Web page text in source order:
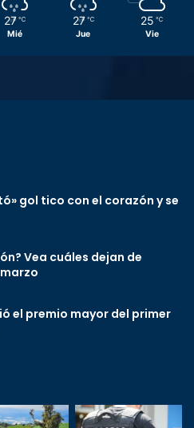
27 ℃
Mié
27 ℃
Jue
25 ℃
Vie
gol tico con el corazón y se
Vea cuáles dejan de
el premio mayor del primer